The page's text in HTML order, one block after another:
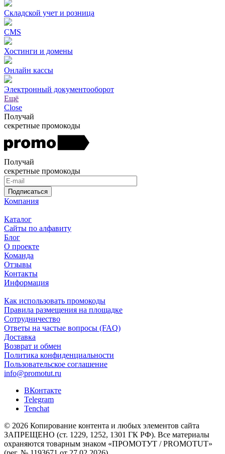
Складской учет и розница
CMS
Хостинги и домены
Онлайн кассы
Электронный документооборот
Ещё
Close
Получай
секретные промокоды
Получай
секретные промокоды
Подписаться
Компания
Каталог
Сайты по алфавиту
Блог
О проекте
Команда
Отзывы
Контакты
Информация
Как использовать промокоды
Правила размещения на площадке
Сотрудничество
Ответы на частые вопросы (FAQ)
Доставка
Возврат и обмен
Политика конфиденциальности
Пользовательское соглашение
info@promotut.ru
ВКонтакте
Telegram
Tenchat
© 2026 Копирование контента и любых элементов сайта
ЗАПРЕЩЕНО (ст. 1229, 1252, 1301 ГК РФ). Все материалы
охраняются товарным знаком «ПРОМОТУТ / PROMOTUT»